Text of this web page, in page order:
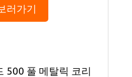
러가기
500 풀 메탈릭 코리